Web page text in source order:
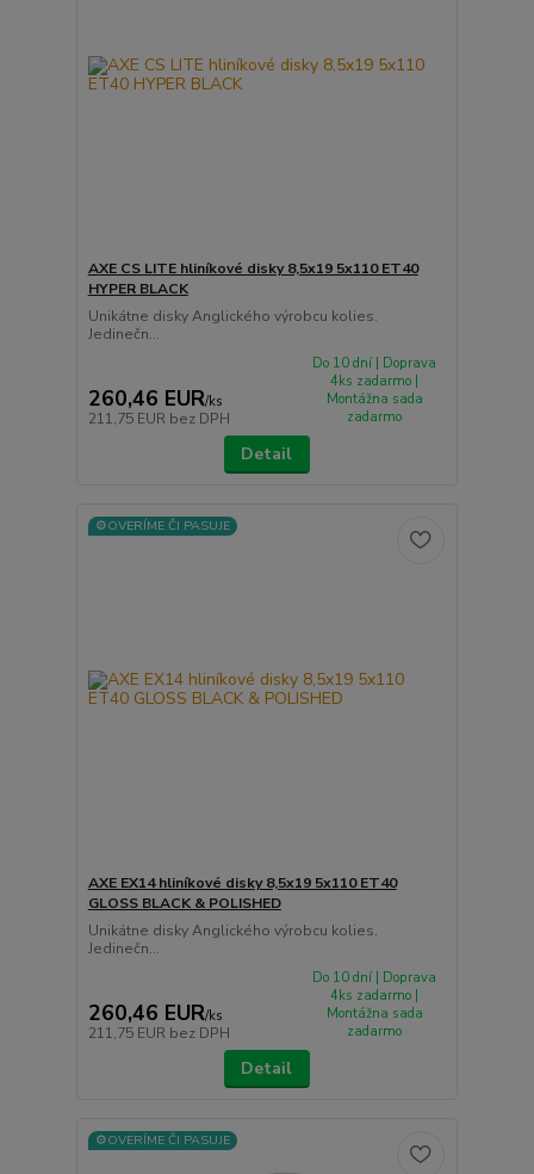
AXE CS LITE hliníkové disky 8,5x19 5x110 ET40
HYPER BLACK
Unikátne disky Anglického výrobcu kolies.
Jedinečn...
260,46 EUR/ks
211,75 EUR bez DPH
Do 10 dní | Doprava
4ks zadarmo |
Montážna sada
zadarmo
Detail
⚙️OVERÍME ČI PASUJE
AXE EX14 hliníkové disky 8,5x19 5x110 ET40
GLOSS BLACK & POLISHED
Unikátne disky Anglického výrobcu kolies.
Jedinečn...
260,46 EUR/ks
211,75 EUR bez DPH
Do 10 dní | Doprava
4ks zadarmo |
Montážna sada
zadarmo
Detail
⚙️OVERÍME ČI PASUJE